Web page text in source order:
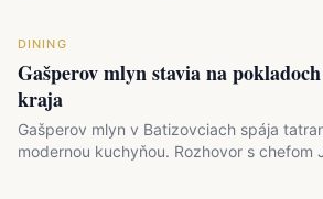
DINING
Gašperov mlyn stavia na
kraja
Gašperov mlyn v Batizovciach spája
modernou kuchyňou. Rozhovor s chefom